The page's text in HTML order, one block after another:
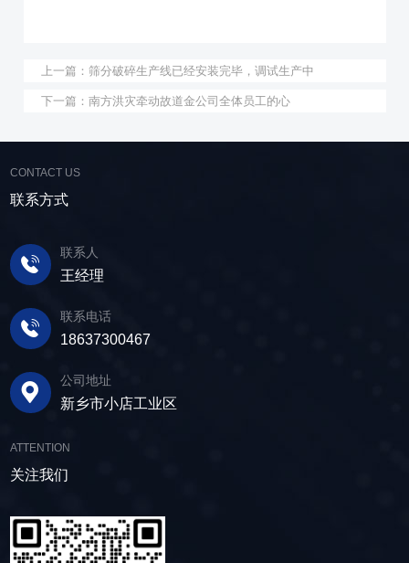
上一篇： 筛分破碎生产线已经安装完毕，调试生产中
下一篇：南方洪灾牵动故道金公司全体员工的心
CONTACT US
联系方式
联系人
王经理
联系电话
18637300467
公司地址
新乡市小店工业区
ATTENTION
关注我们